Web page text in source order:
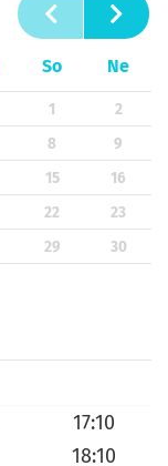
So Ne
1
2
8
9
15
16
22
23
29
30
17:10
18:10